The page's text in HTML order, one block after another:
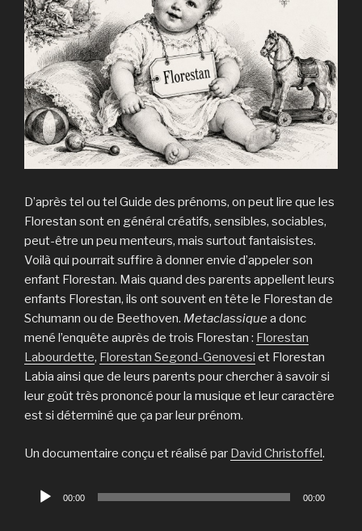
D’après tel ou tel Guide des prénoms, on peut lire que les
Florestan sont en général créatifs, sensibles, sociables,
peut-être un peu menteurs, mais surtout fantaisistes.
Voilà qui pourrait suffire à donner envie d’appeler son
enfant Florestan. Mais quand des parents appellent leurs
enfants Florestan, ils ont souvent en tête le Florestan de
Schumann ou de Beethoven. Metaclassique a donc
mené l’enquête auprès de trois Florestan : Florestan
Labourdette, Florestan Segond-Genovesi et Florestan
Labia ainsi que de leurs parents pour chercher à savoir si
leur goût très prononcé pour la musique et leur caractère
est si déterminé que ça par leur prénom.
Un documentaire conçu et réalisé par David Christoffel.
Lecteur
00:00 00:00